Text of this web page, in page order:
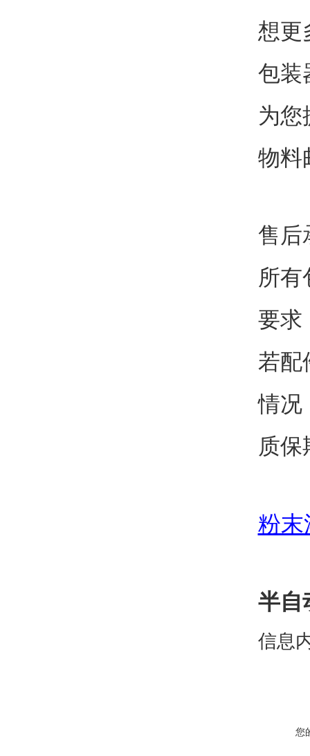
想更
包装
为您
物料
售后
所有
要求
若配
情况
质
粉末
半自
信息
您